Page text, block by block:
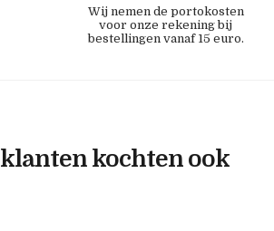
Wij nemen de portokosten
voor onze rekening bij
bestellingen vanaf 15 euro.
kochten ook